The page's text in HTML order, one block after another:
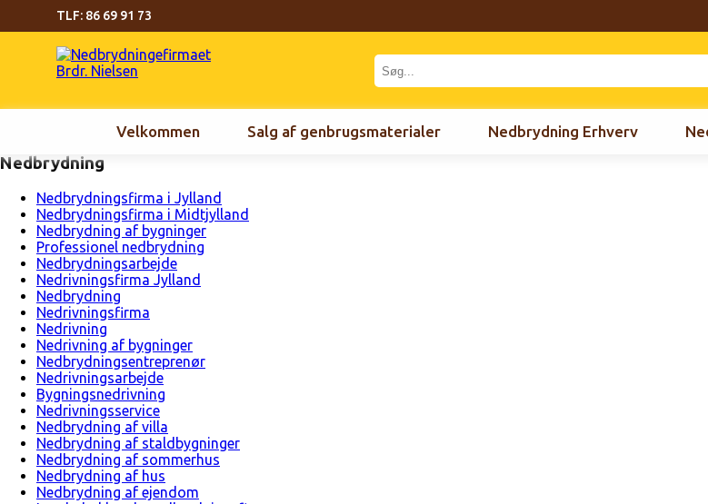
TLF: 86 69 91 73
Velkommen Salg af genbrugsmaterialer Nedbrydning Erhverv
Nedbrydning
Nedbrydningsfirma i Jylland
Nedbrydningsfirma i Midtjylland
Nedbrydning af bygninger
Professionel nedbrydning
Nedbrydningsarbejde
Nedrivningsfirma Jylland
Nedbrydning
Nedrivningsfirma
Nedrivning
Nedrivning af bygninger
Nedbrydningsentreprenør
Nedrivningsarbejde
Bygningsnedrivning
Nedrivningsservice
Nedbrydning af villa
Nedbrydning af staldbygninger
Nedbrydning af sommerhus
Nedbrydning af hus
Nedbrydning af ejendom